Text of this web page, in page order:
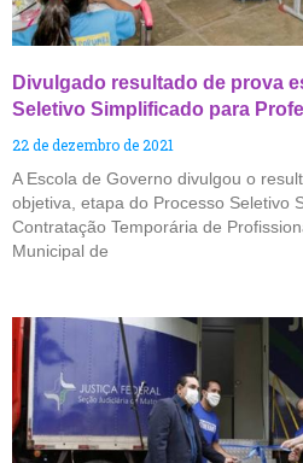
Divulgado resultado de prova
Seletivo Simplificado para
22 de dezembro de 2021
A Escola de Governo divulgou o
objetiva, etapa do Processo Seletivo
Contratação Temporária de
Municipal de